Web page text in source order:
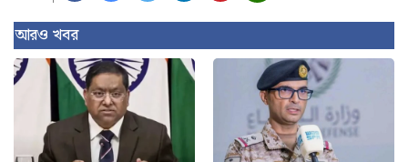
আরও খবর